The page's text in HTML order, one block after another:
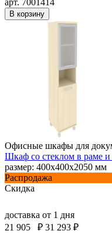
В корзину
Офисные шкафы для
Шкаф со стеклом в раме
размер: 400х400х2050 мм
Распродажа
Скидка
доставка от 1 дня
21 905
₽ 31 293 ₽